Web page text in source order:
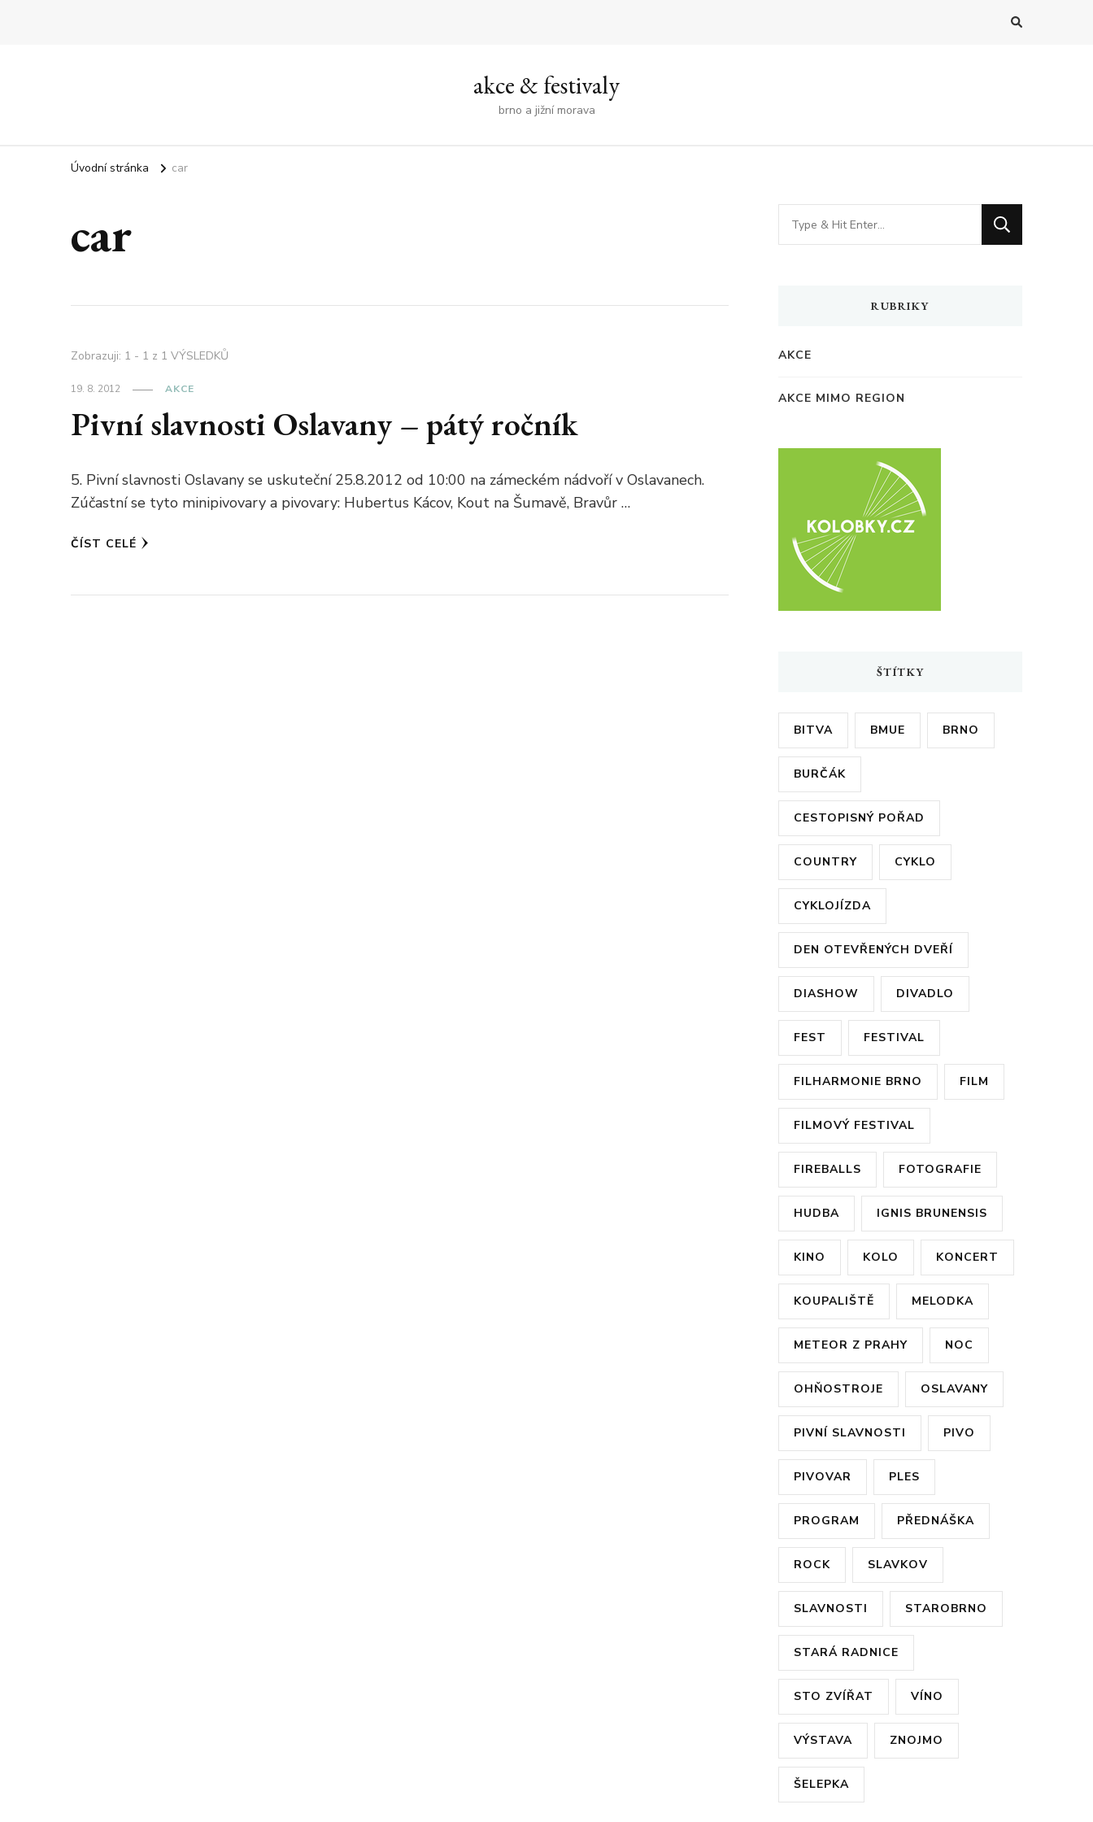
akce & festivaly
brno a jižní morava
Úvodní stránka car
car
Zobrazuji: 1 - 1 z 1 VÝSLEDKŮ
19. 8. 2012 AKCE
Pivní slavnosti Oslavany – pátý ročník
5. Pivní slavnosti Oslavany se uskuteční 25.8.2012 od 10:00 na zámeckém nádvoří v Oslavanech.
Zúčastní se tyto minipivovary a pivovary: Hubertus Kácov, Kout na Šumavě, Bravůr …
ČÍST CELÉ
Hledáte
něco
RUBRIKY
AKCE
AKCE MIMO REGION
ŠTÍTKY
BITVA BMUE BRNO
BURČÁK
CESTOPISNÝ POŘAD
COUNTRY CYKLO
CYKLOJÍZDA
DEN OTEVŘENÝCH DVEŘÍ
DIASHOW DIVADLO
FEST FESTIVAL
FILHARMONIE BRNO FILM
FILMOVÝ FESTIVAL
FIREBALLS FOTOGRAFIE
HUDBA IGNIS BRUNENSIS
KINO KOLO KONCERT
KOUPALIŠTĚ MELODKA
METEOR Z PRAHY NOC
OHŇOSTROJE OSLAVANY
PIVNÍ SLAVNOSTI PIVO
PIVOVAR PLES
PROGRAM PŘEDNÁŠKA
ROCK SLAVKOV
SLAVNOSTI STAROBRNO
STARÁ RADNICE
STO ZVÍŘAT VÍNO
VÝSTAVA ZNOJMO
ŠELEPKA